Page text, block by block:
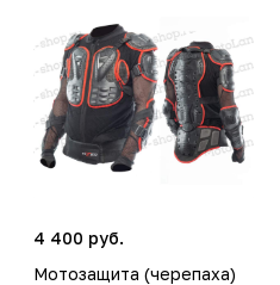
4 400 руб.
Мотозащита (черепаха)